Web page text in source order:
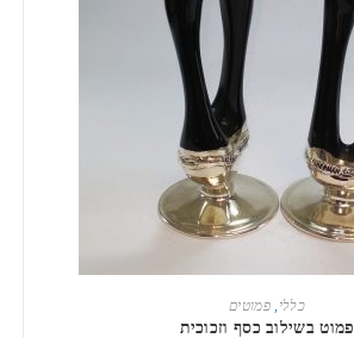
הוספה לסל
כללי, פמוטים
פמוט בשילוב כסף וזכוכית